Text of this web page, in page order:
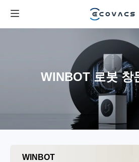
WINBOT 로봇 창
WINBOT